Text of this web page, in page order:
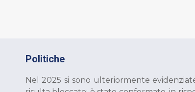
Politiche
Nel 2025 si sono ulteriormente